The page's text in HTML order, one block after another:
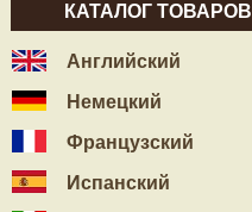
КАТАЛОГ ТОВАРОВ
Английский
Немецкий
Французский
Испанский